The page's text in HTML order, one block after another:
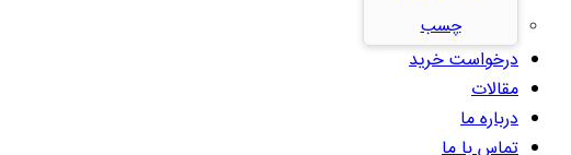
چسب
درخواست خرید
مقالات
درباره ما
تماس با ما